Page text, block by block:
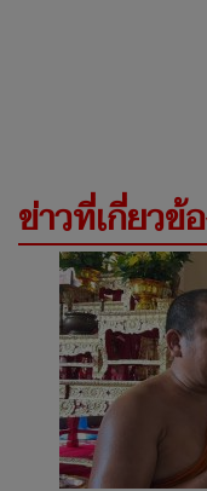
ข่าวที่เกี่ยวข้